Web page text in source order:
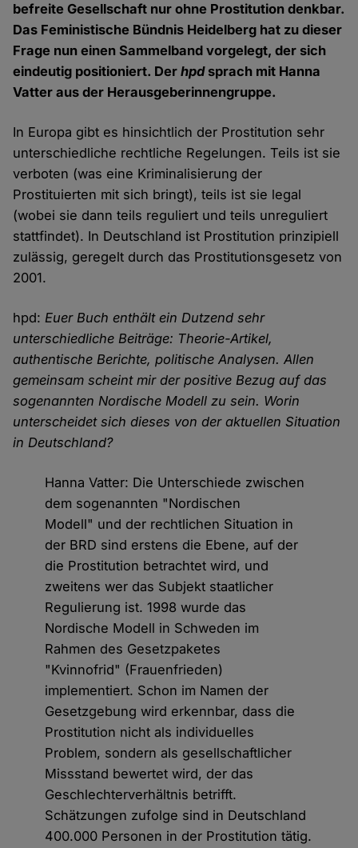
befreite Gesellschaft nur ohne Prostitution denkbar.
Das Feministische Bündnis Heidelberg hat zu dieser
Frage nun einen Sammelband vorgelegt, der sich
eindeutig positioniert. Derhpdsprach mit Hanna
Vatter aus der Herausgeberinnengruppe.
In Europa gibt es hinsichtlich der Prostitution sehr
unterschiedliche rechtliche Regelungen. Teils ist sie
verboten (was eine Kriminalisierung der
Prostituierten mit sich bringt), teils ist sie legal
(wobei sie dann teils reguliert und teils unreguliert
stattfindet). In Deutschland ist Prostitution prinzipiell
zulässig, geregelt durch das Prostitutionsgesetz von
2001.
hpd:Euer Buch enthält ein Dutzend sehr
unterschiedliche Beiträge: Theorie-Artikel,
authentische Berichte, politische Analysen. Allen
gemeinsam scheint mir der positive Bezug auf das
sogenannten Nordische Modell zu sein. Worin
unterscheidet sich dieses von der aktuellen Situation
in Deutschland?
Hanna Vatter: Die Unterschiede zwischen
dem sogenannten "Nordischen
Modell" und der rechtlichen Situation in
der BRD sind erstens die Ebene, auf der
die Prostitution betrachtet wird, und
zweitens wer das Subjekt staatlicher
Regulierung ist. 1998 wurde das
Nordische Modell in Schweden im
Rahmen des Gesetzpaketes
"Kvinnofrid" (Frauenfrieden)
implementiert. Schon im Namen der
Gesetzgebung wird erkennbar, dass die
Prostitution nicht als individuelles
Problem, sondern als gesellschaftlicher
Missstand bewertet wird, der das
Geschlechterverhältnis betrifft.
Schätzungen zufolge sind in Deutschland
400.000 Personen in der Prostitution tätig.